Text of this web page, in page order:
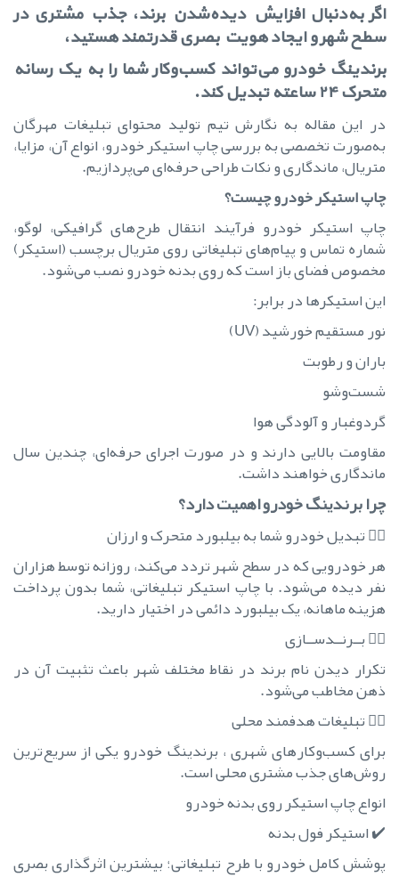
اگر به‌دنبال افزایش دیده‌شدن برند، جذب مشتری در
سطح شهر و ایجاد هویت بصری قدرتمند هستید،
برندینگ خودرو می‌تواند کسب‌وکار شما را به یک رسانه
متحرک ۲۴ ساعته تبدیل کند.
در این مقاله به نگارش تیم تولید محتوای تبلیغات مهرگان
به‌صورت تخصصی به بررسی چاپ استیکر خودرو، انواع آن، مزایا،
متریال، ماندگاری و نکات طراحی حرفه‌ای می‌پردازیم.
چاپ استیکر خودرو چیست؟
چاپ استیکر خودرو فرآیند انتقال طرح‌های گرافیکی، لوگو،
شماره تماس و پیام‌های تبلیغاتی روی متریال برچسب (استیکر)
مخصوص فضای باز است که روی بدنه خودرو نصب می‌شود.
این استیکرها در برابر:
نور مستقیم خورشید (UV)
باران و رطوبت
شست‌وشو
گردوغبار و آلودگی هوا
مقاومت بالایی دارند و در صورت اجرای حرفه‌ای، چندین سال
ماندگاری خواهند داشت.
چرا برندینگ خودرو اهمیت دارد؟
۱️⃣ تبدیل خودرو شما به بیلبورد متحرک و ارزان
هر خودرویی که در سطح شهر تردد می‌کند، روزانه توسط هزاران
نفر دیده می‌شود. با چاپ استیکر تبلیغاتی، شما بدون پرداخت
هزینه ماهانه، یک بیلبورد دائمی در اختیار دارید.
۲️⃣ بــرنــدســازی
تکرار دیدن نام برند در نقاط مختلف شهر باعث تثبیت آن در
ذهن مخاطب می‌شود.
۳️⃣ تبلیغات هدفمند محلی
برای کسب‌وکارهای شهری ، برندینگ خودرو یکی از سریع‌ترین
روش‌های جذب مشتری محلی است.
انواع چاپ استیکر روی بدنه خودرو
✔️ استیکر فول بدنه
پوشش کامل خودرو با طرح تبلیغاتی؛ بیشترین اثرگذاری بصری